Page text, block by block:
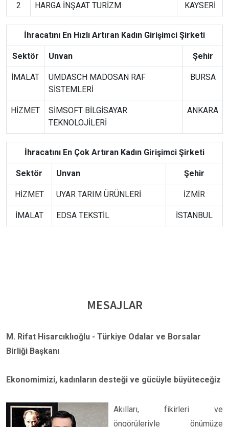
2 HARGA İNŞAAT TURİZM KAYSERİ
İhracatını En Hızlı Artıran Kadın Girişimci Şirketi
Sektör Unvan Şehir
İMALAT
UMDASCH MADOSAN RAF
SİSTEMLERİ
BURSA
HİZMET
SİMSOFT BİLGİSAYAR
TEKNOLOJİLERİ
ANKARA
İhracatını En Çok Artıran Kadın Girişimci Şirketi
Sektör Unvan Şehir
HİZMET UYAR TARIM ÜRÜNLERİ İZMİR
İMALAT EDSA TEKSTİL İSTANBUL
MESAJLAR
M. Rifat Hisarcıklıoğlu - Türkiye Odalar ve Borsalar
Birliği Başkanı
Ekonomimizi, kadınların desteği ve gücüyle büyüteceğiz
Akılları, fikirleri ve
öngörüleriyle önümüze